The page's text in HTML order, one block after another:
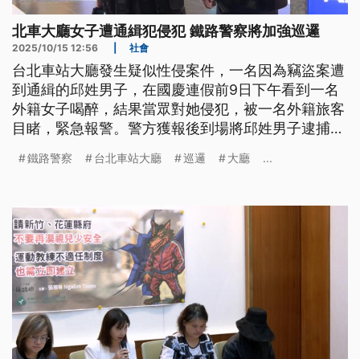
北車大廳女子遭通緝犯侵犯 鐵路警察將加強巡邏
2025/10/15 12:56 社會
台北車站大廳發生疑似性侵案件，一名因為竊盜案遭
到通緝的邱姓男子，在國慶連假前9日下午看到一名
外籍女子喝醉，結果當眾對她侵犯，被一名外籍旅客
目睹，緊急報警。警方獲報後到場將邱姓男子逮捕，
將他押解到桃園地檢署歸案，鐵路警察即刻加強火車
鐵路警察 台北車站大廳 巡邏 大廳 ...